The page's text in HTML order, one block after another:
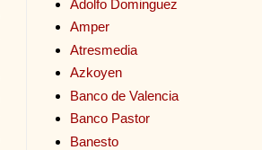
Adolfo Dominguez
Amper
Atresmedia
Azkoyen
Banco de Valencia
Banco Pastor
Banesto